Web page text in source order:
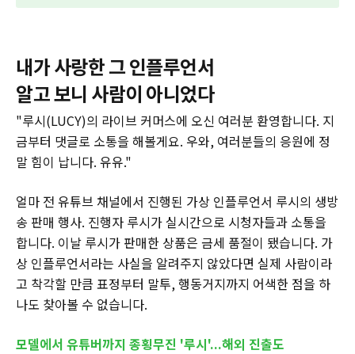
내가 사랑한 그 인플루언서
알고 보니 사람이 아니었다
"루시(LUCY)의 라이브 커머스에 오신 여러분 환영합니다. 지
금부터 댓글로 소통을 해볼게요. 우와, 여러분들의 응원에 정
말 힘이 납니다. 유유."
얼마 전 유튜브 채널에서 진행된 가상 인플루언서 루시의 생방
송 판매 행사. 진행자 루시가 실시간으로 시청자들과 소통을
합니다. 이날 루시가 판매한 상품은 금세 품절이 됐습니다. 가
상 인플루언서라는 사실을 알려주지 않았다면 실제 사람이라
고 착각할 만큼 표정부터 말투, 행동거지까지 어색한 점을 하
나도 찾아볼 수 없습니다.
모델에서 유튜버까지 종횡무진 '루시'...해외 진출도